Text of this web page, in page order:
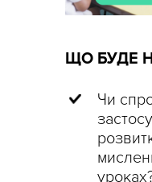
ЩО БУДЕ
Чи